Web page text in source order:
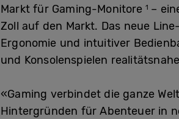
Markt für Gaming-Monitore 1 –
Zoll auf den Markt. Das neue
Ergonomie und intuitiver
und Konsolenspielen
«Gaming verbindet die ganze
Hintergründen für Abenteuer in